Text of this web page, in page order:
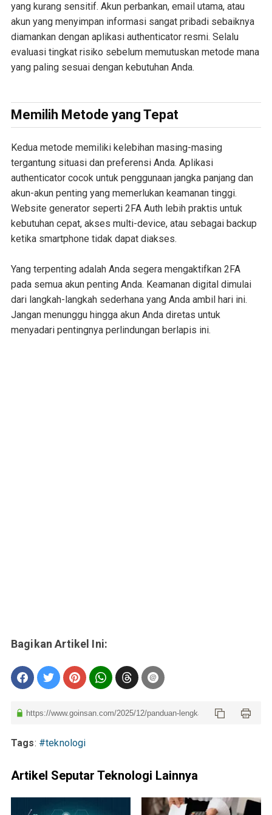
yang kurang sensitif. Akun perbankan, email utama, atau
akun yang menyimpan informasi sangat pribadi sebaiknya
diamankan dengan aplikasi authenticator resmi. Selalu
evaluasi tingkat risiko sebelum memutuskan metode mana
yang paling sesuai dengan kebutuhan Anda.
Memilih Metode yang Tepat
Kedua metode memiliki kelebihan masing-masing
tergantung situasi dan preferensi Anda. Aplikasi
authenticator cocok untuk penggunaan jangka panjang dan
akun-akun penting yang memerlukan keamanan tinggi.
Website generator seperti 2FA Auth lebih praktis untuk
kebutuhan cepat, akses multi-device, atau sebagai backup
ketika smartphone tidak dapat diakses.
Yang terpenting adalah Anda segera mengaktifkan 2FA
pada semua akun penting Anda. Keamanan digital dimulai
dari langkah-langkah sederhana yang Anda ambil hari ini.
Jangan menunggu hingga akun Anda diretas untuk
menyadari pentingnya perlindungan berlapis ini.
Tags: #teknologi
Artikel Seputar Teknologi Lainnya